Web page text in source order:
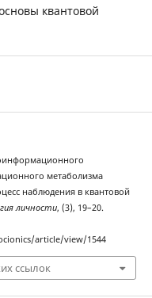
квантовой
метаболизма
наблюдения в квантовой
личности, (3), 19–20.
article/view/1544
ссылок